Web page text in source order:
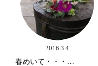
2016.3.4
春めいて・・・…